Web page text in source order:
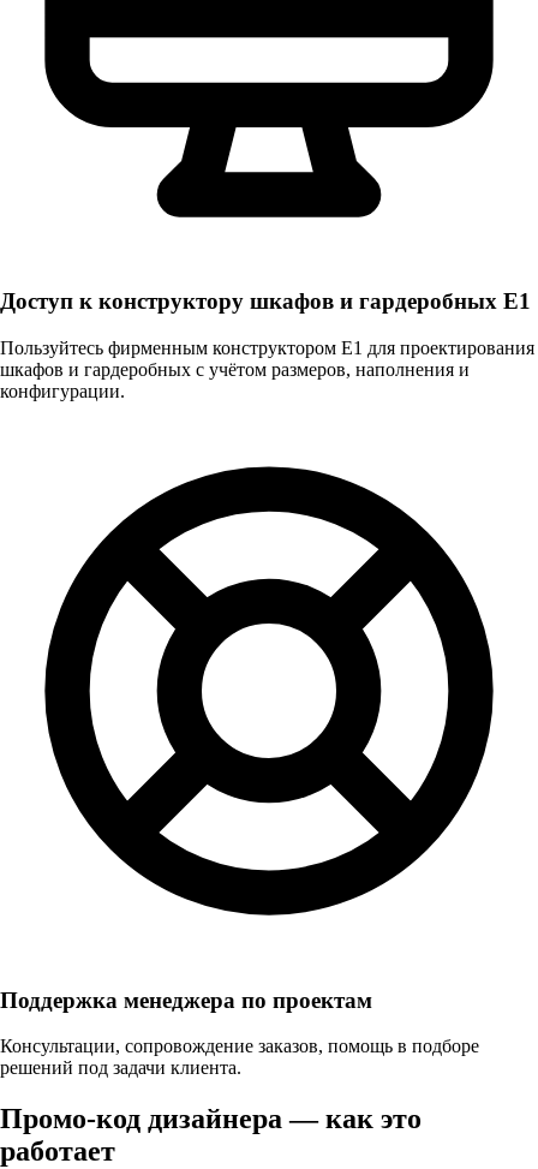
Доступ к конструктору шкафов и гардеробных E1
Пользуйтесь фирменным конструктором Е1 для проектирования
шкафов и гардеробных с учётом размеров, наполнения и
конфигурации.
Поддержка менеджера по проектам
Консультации, сопровождение заказов, помощь в подборе
решений под задачи клиента.
Промо-код дизайнера — как это
работает